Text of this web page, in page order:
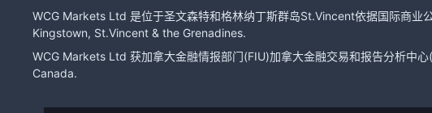
WCG Markets Ltd 是位于圣文森特和格林纳丁斯群岛St.Vincent依据国际商
Kingstown, St.Vincent & the Grenadines.
WCG Markets Ltd 获加拿大金融情报部门(FIU)加拿大金融交易和报告分析
Canada.